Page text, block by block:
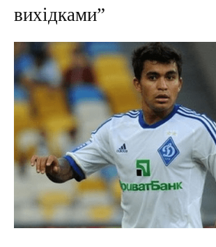
вихідками”